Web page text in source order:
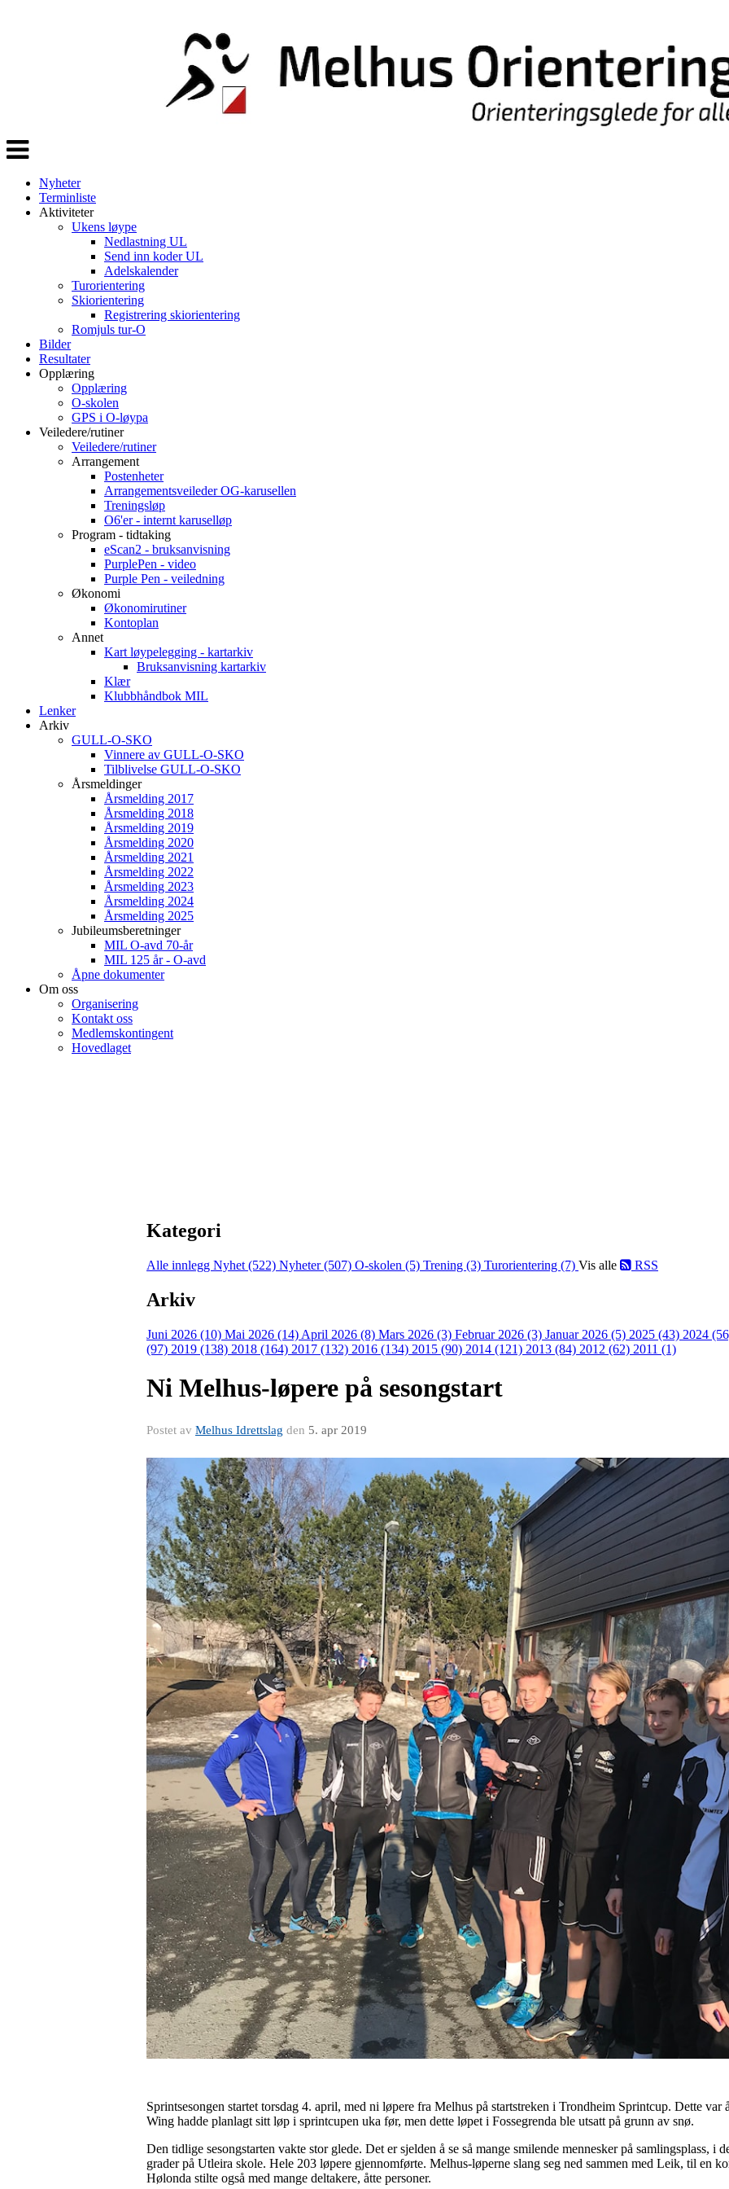
Veksle
navigasjon
Nyheter
Terminliste
Aktiviteter
Ukens løype
Nedlastning UL
Send inn koder UL
Adelskalender
Turorientering
Skiorientering
Registrering skiorientering
Romjuls tur-O
Bilder
Resultater
Opplæring
Opplæring
O-skolen
GPS i O-løypa
Veiledere/rutiner
Veiledere/rutiner
Arrangement
Postenheter
Arrangementsveileder OG-karusellen
Treningsløp
O6'er - internt karuselløp
Program - tidtaking
eScan2 - bruksanvisning
PurplePen - video
Purple Pen - veiledning
Økonomi
Økonomirutiner
Kontoplan
Annet
Kart løypelegging - kartarkiv
Bruksanvisning kartarkiv
Klær
Klubbhåndbok MIL
Lenker
Arkiv
GULL-O-SKO
Vinnere av GULL-O-SKO
Tilblivelse GULL-O-SKO
Årsmeldinger
Årsmelding 2017
Årsmelding 2018
Årsmelding 2019
Årsmelding 2020
Årsmelding 2021
Årsmelding 2022
Årsmelding 2023
Årsmelding 2024
Årsmelding 2025
Jubileumsberetninger
MIL O-avd 70-år
MIL 125 år - O-avd
Åpne dokumenter
Om oss
Organisering
Kontakt oss
Medlemskontingent
Hovedlaget
Kategori
Alle innlegg Nyhet (522) Nyheter (507) O-skolen (5) Trening (3) Turorientering (7) Vis alle RSS
Arkiv
Juni 2026 (10) Mai 2026 (14) April 2026 (8) Mars 2026 (3) Februar 2026 (3) Januar 2026 (5) 2025 (43) 2024
(97) 2019 (138) 2018 (164) 2017 (132) 2016 (134) 2015 (90) 2014 (121) 2013 (84) 2012 (62) 2011 (1)
Ni Melhus-løpere på sesongstart
Postet av Melhus Idrettslag den 5. apr 2019
Sprintsesongen startet torsdag 4. april, med ni løpere fra Melhus på startstreken i Trondheim Sprintcup. Dette var
Wing hadde planlagt sitt løp i sprintcupen uka før, men dette løpet i Fossegrenda ble utsatt på grunn av snø.
Den tidlige sesongstarten vakte stor glede. Det er sjelden å se så mange smilende mennesker på samlingsplass, i
grader på Utleira skole. Hele 203 løpere gjennomførte. Melhus-løperne slang seg ned sammen med Leik, til en
Hølonda stilte også med mange deltakere, åtte personer.